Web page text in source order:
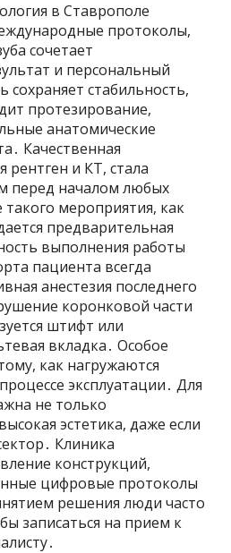
в Ставрополе
протоколы,
сочетает
и персональный
сохраняет стабильность,
протезирование,
анатомические
Качественная
рентген и КТ, стала
перед началом любых
мероприятия, как
предварительная
выполнения работы
пациента всегда
анестезия последнего
коронковой части
штифт или
вкладка․ Особое
как нагружаются
эксплуатации․ Для
не только
эстетика, даже если
Клиника
конструкций,
цифровые протоколы
решения люди часто
записаться на прием к